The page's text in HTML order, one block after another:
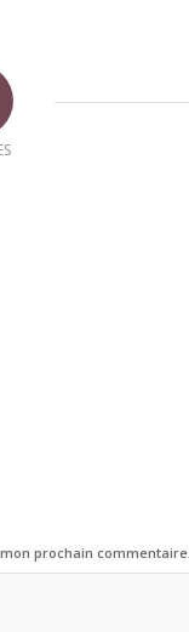
prochain commentaire.